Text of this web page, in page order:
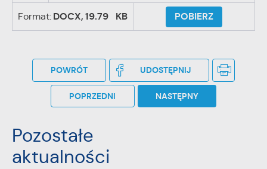
Format: DOCX, 19.79 KB POBIERZ
POWRÓT UDOSTĘPNIJ
POPRZEDNI NASTĘPNY
Pozostałe
aktualności